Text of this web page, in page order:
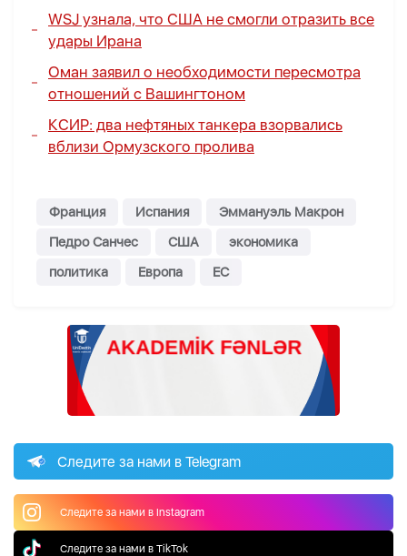
WSJ узнала, что США не смогли отразить все
удары Ирана
Оман заявил о необходимости пересмотра
отношений с Вашингтоном
КСИР: два нефтяных танкера взорвались
вблизи Ормузского пролива
Франция Испания
Эммануэль Макрон
Педро Санчес
США
экономика
политика
Европа ЕС
Следите за нами в Telegram
Следите за нами в Instagram
Следите за нами в TikTok